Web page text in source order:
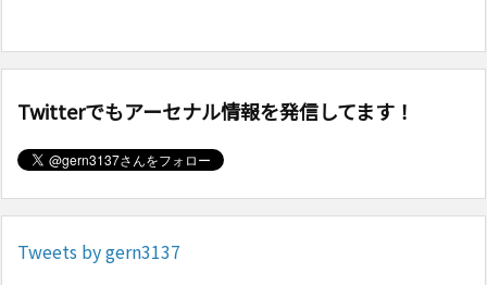
Twitterでもアーセナル情報を発信してます！
Tweets by gern3137